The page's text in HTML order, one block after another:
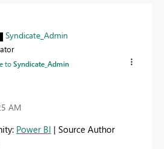
Syndicate_Admin
toSyndicate_Admin
AM
Power BI | Source Author